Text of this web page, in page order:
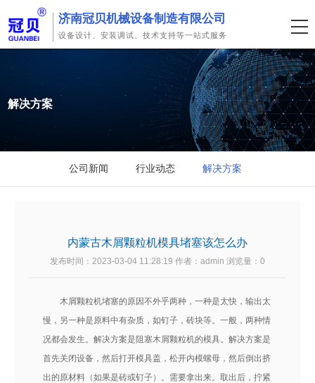
济南冠贝机械设备制造有限公司
设备设计、安装调试、技术支持等一站式服务
解决方案
公司新闻 行业动态 解决方案
内蒙古木屑颗粒机模具堵塞该怎么办
发布时间：2023-03-04 11:28:19 作者：admin 浏览量： 0
木屑颗粒机堵塞的原因不外乎两种，一种是太快，输出太
慢，另一种是原料中有杂质，如钉子，砖块等。一般，两种情
况都会发生。解决方案是阻塞木屑颗粒机的模具。解决方案是
首先关闭设备，然后打开模具盖，松开内模螺母，然后倒出挤
出的原材料（如果是砖或钉子）。需要拿出来。取出后，拧紧